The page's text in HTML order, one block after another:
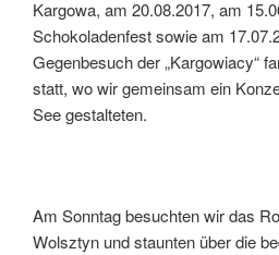
Kargowa, am 20.08.2017, am
Schokoladenfest sowie am
Gegenbesuch der „Kargowiacy“
statt, wo wir gemeinsam ein
See gestalteten.
Am Sonntag besuchten wir das
Wolsztyn und staunten über die